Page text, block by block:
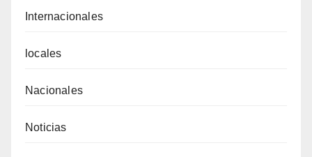
Internacionales
locales
Nacionales
Noticias